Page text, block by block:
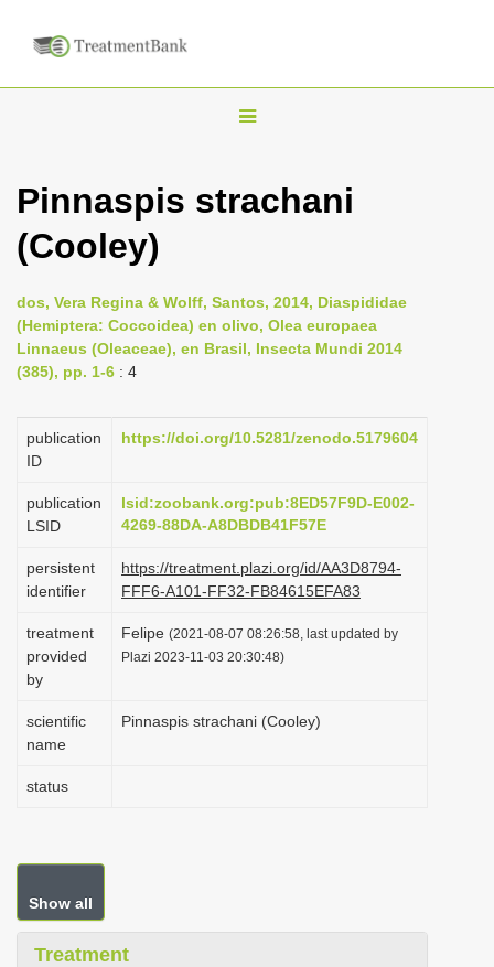
T
g
n
a
g
i
n
Pinnaspis strachani
(Cooley)
dos, Vera Regina & Wolff, Santos, 2014, Diaspididae
(Hemiptera: Coccoidea) en olivo, Olea europaea
Linnaeus (Oleaceae), en Brasil, Insecta Mundi 2014
(385), pp. 1-6 : 4
publication
ID
https://doi.org/10.5281/zenodo.5179604
publication
LSID
lsid:zoobank.org:pub:8ED57F9D-E002-
4269-88DA-A8DBDB41F57E
persistent
identifier
https://treatment.plazi.org/id/AA3D8794-
FFF6-A101-FF32-FB84615EFA83
treatment
provided
by
Felipe (2021-08-07 08:26:58, last updated by
Plazi 2023-11-03 20:30:48)
scientific
name
Pinnaspis strachani (Cooley)
status
Show all
Treatment